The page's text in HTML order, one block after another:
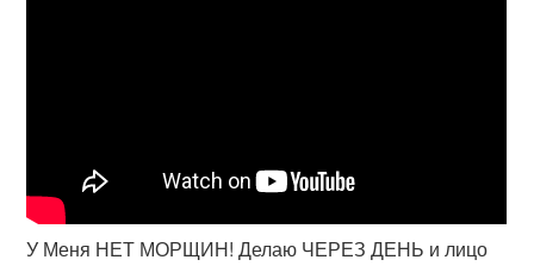
У Меня НЕТ МОРЩИН! Делаю ЧЕРЕЗ ДЕНЬ и лицо